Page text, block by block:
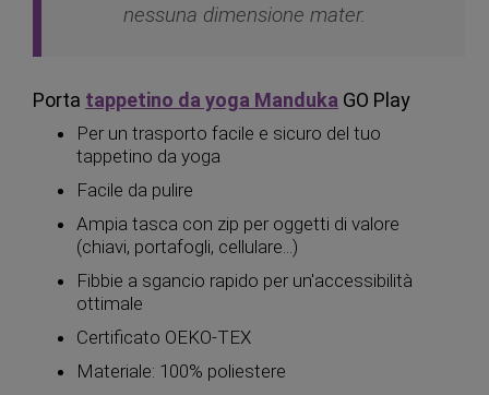
nessuna dimensione mater.
Porta tappetino da yoga Manduka GO Play
Per un trasporto facile e sicuro del tuo
tappetino da yoga
Facile da pulire
Ampia tasca con zip per oggetti di valore
(chiavi, portafogli, cellulare...)
Fibbie a sgancio rapido per un'accessibilità
ottimale
Certificato OEKO-TEX
Materiale: 100% poliestere